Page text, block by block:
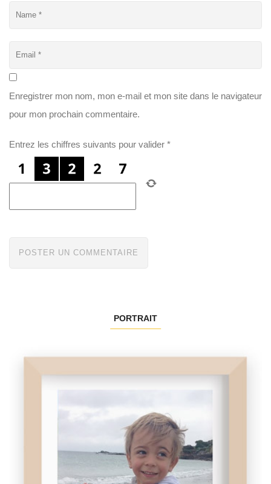
Enregistrer mon nom, mon e-mail et mon site dans le navigateur
pour mon prochain commentaire.
Entrez les chiffres suivants pour valider *
PORTRAIT